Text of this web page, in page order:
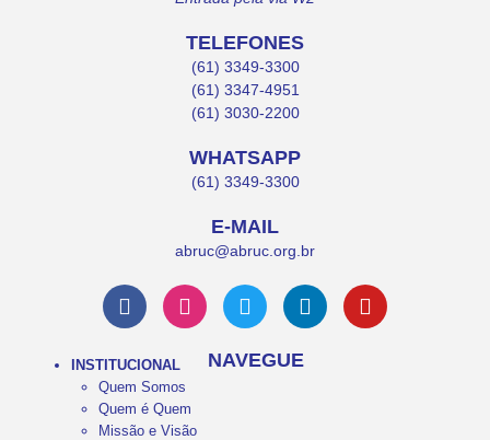
TELEFONES
(61) 3349-3300
(61) 3347-4951
(61) 3030-2200
WHATSAPP
(61) 3349-3300
E-MAIL
abruc@abruc.org.br
NAVEGUE
INSTITUCIONAL
Quem Somos
Quem é Quem
Missão e Visão